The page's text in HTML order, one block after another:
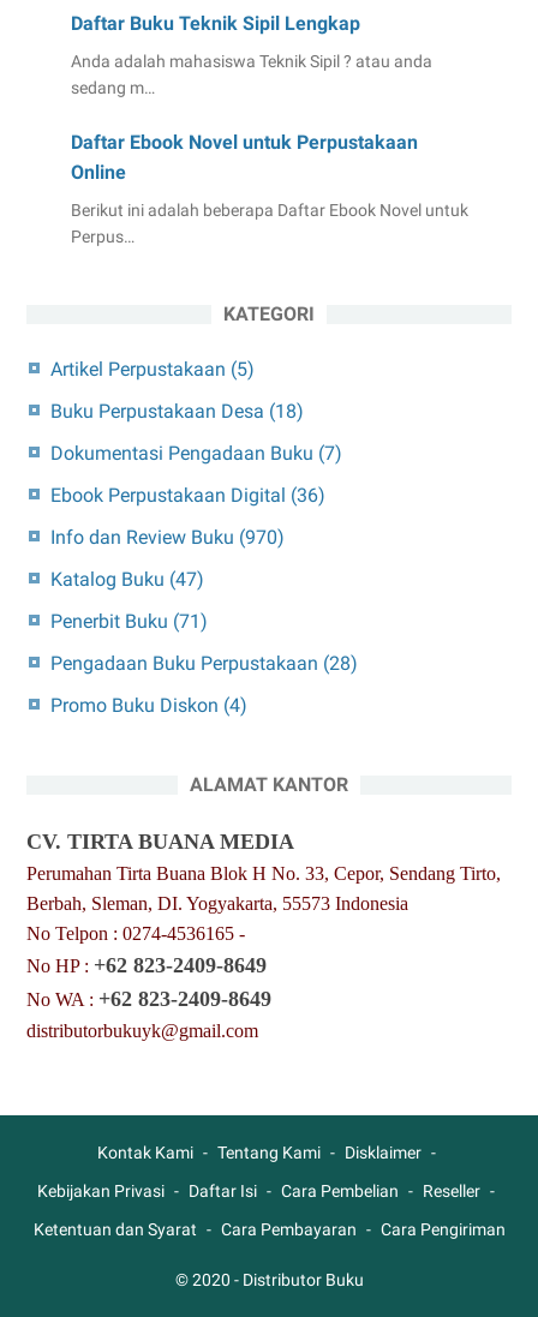
Daftar Buku Teknik Sipil Lengkap
Anda adalah mahasiswa Teknik Sipil ? atau anda
sedang m…
Daftar Ebook Novel untuk Perpustakaan
Online
Berikut ini adalah beberapa Daftar Ebook Novel untuk
Perpus…
KATEGORI
Artikel Perpustakaan (5)
Buku Perpustakaan Desa (18)
Dokumentasi Pengadaan Buku (7)
Ebook Perpustakaan Digital (36)
Info dan Review Buku (970)
Katalog Buku (47)
Penerbit Buku (71)
Pengadaan Buku Perpustakaan (28)
Promo Buku Diskon (4)
ALAMAT KANTOR
CV. TIRTA BUANA MEDIA
Perumahan Tirta Buana Blok H No. 33, Cepor, Sendang Tirto,
Berbah, Sleman, DI. Yogyakarta, 55573 Indonesia
No Telpon : 0274-4536165 -
No HP : +62 823-2409-8649
No WA : +62 823-2409-8649
distributorbukuyk@gmail.com
Kontak Kami Tentang Kami
Disklaimer
Kebijakan Privasi
Daftar Isi Cara Pembelian
Reseller
Ketentuan dan Syarat
Cara Pembayaran Cara Pengiriman
© 2020 - Distributor Buku